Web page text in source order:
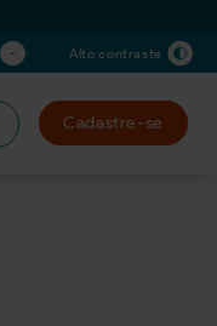
- Alto contraste
Cadastre-se